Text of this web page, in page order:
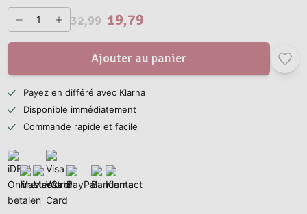
32,99 19,79
Ajouter au panier
Payez en différé avec Klarna
Disponible immédiatement
Commande rapide et facile